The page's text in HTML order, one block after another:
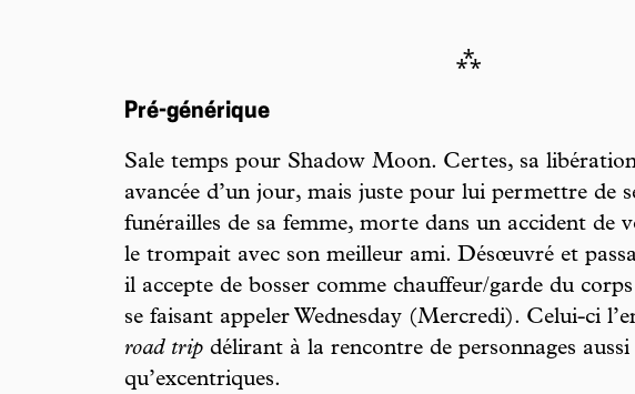
⁂
Pré-générique
Sale temps pour Shadow Moon. Certes, sa
avancée d’un jour, mais juste pour lui permettre de
funérailles de sa femme, morte dans un accident de
le trompait avec son meilleur ami. Désœuvré et
il accepte de bosser comme chauffeur/garde du
se faisant appeler Wednesday (Mercredi). Celui-ci
road trip délirant à la rencontre de personnages aussi
qu’excentriques.